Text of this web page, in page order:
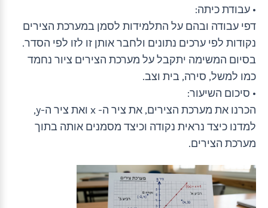
• עבודת כיתה:
דפי עבודה ובהם על התלמידות לסמן במערכת הצירים
נקודות לפי ערכים נתונים ולחבר אותן זו לזו לפי הסדר.
בסיום המשימה יתקבל על מערכת הצירים ציור נחמד
כמו למשל, סירה, בית וצב.
• סיכום השיעור:
הכרנו את מערכת הצירים, את ציר ה- x ואת ציר ה-y,
למדנו כיצד נראית נקודה וכיצד מסמנים אותה בתוך
מערכת הצירים.